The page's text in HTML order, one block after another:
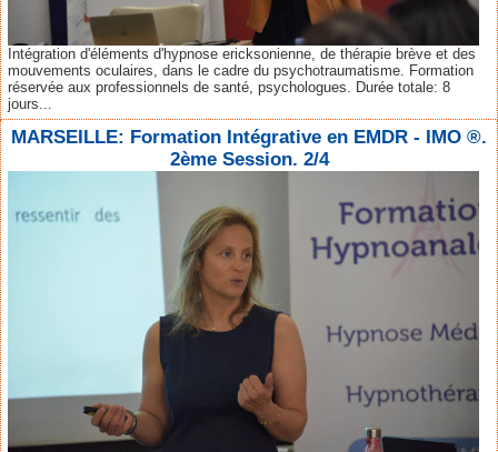
Intégration d'éléments d'hypnose ericksonienne, de thérapie brève et des
mouvements oculaires, dans le cadre du psychotraumatisme. Formation
réservée aux professionnels de santé, psychologues. Durée totale: 8
jours...
MARSEILLE: Formation Intégrative en EMDR - IMO ®.
2ème Session. 2/4